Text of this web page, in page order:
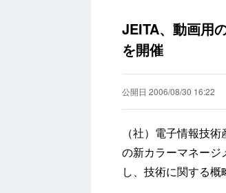
JEITA、動画用
を開催
公開日 2006/08/30 16:22
（社）電子情報技
の新カラーマネー
し、技術に関する概